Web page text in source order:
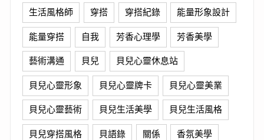
生活風格師 穿搭 穿搭紀錄 能量形象設計
能量穿搭 自我 芳香心理學 芳香美學
藝術溝通 貝兒 貝兒心靈休息站
貝兒心靈形象 貝兒心靈牌卡 貝兒心靈美業
貝兒心靈藝術 貝兒生活美學 貝兒生活風格
貝兒穿搭風格 貝語錄 關係 香氛美學